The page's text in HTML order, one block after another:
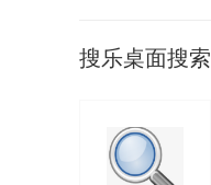
搜乐桌面搜索